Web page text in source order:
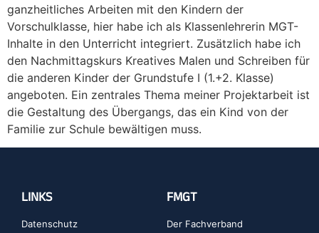
ganzheitliches Arbeiten mit den Kindern der
Vorschulklasse, hier habe ich als Klassenlehrerin MGT-
Inhalte in den Unterricht integriert. Zusätzlich habe ich
den Nachmittagskurs Kreatives Malen und Schreiben für
die anderen Kinder der Grundstufe I (1.+2. Klasse)
angeboten. Ein zentrales Thema meiner Projektarbeit ist
die Gestaltung des Übergangs, das ein Kind von der
Familie zur Schule bewältigen muss.
LINKS
Datenschutz
FMGT
Der Fachverband